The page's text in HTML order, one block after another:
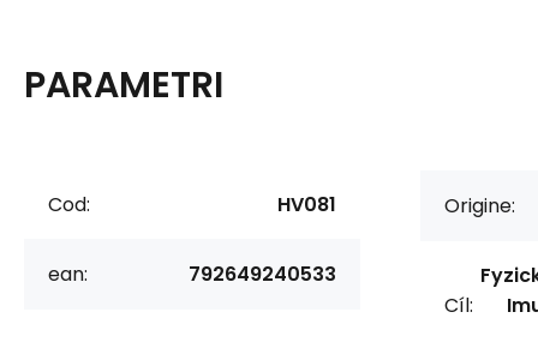
PARAMETRI
Cod: HV081
ean: 792649240533
Origine:
Cíl: